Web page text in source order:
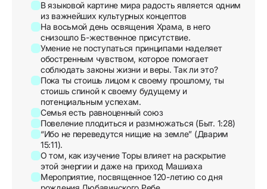
В языковой картине мира радость является одним
из важнейших культурных концептов
На восьмой день освящения Храма, в него
снизошло Б-жественное присутствие.
Умение не поступаться принципами наделяет
обостренным чувством, которое помогает
соблюдать законы жизни и веры. Так ли это?
Пока ты стоишь лицом к своему прошлому, ты
стоишь спиной к своему будущему и
потенциальным успехам.
Семья есть равноценный союз
Повеление плодиться и размножаться (Быт. 1:28)
“Ибо не переведутся нищие на земле” (Дварим
15:11).
О том, как изучение Торы влияет на раскрытие
этой энергии и даже на приход Машиаха
Мероприятие, посвященное 120-летию со дня